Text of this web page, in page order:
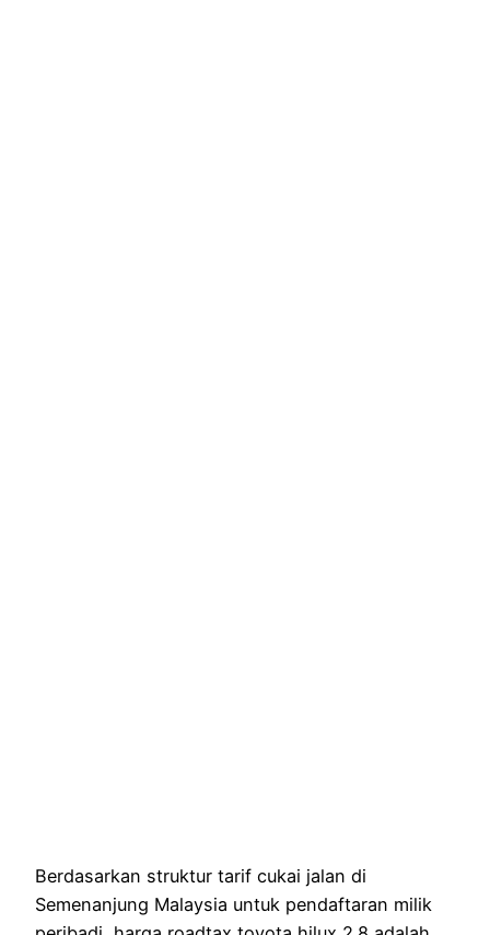
Berdasarkan struktur tarif cukai jalan di
Semenanjung Malaysia untuk pendaftaran milik